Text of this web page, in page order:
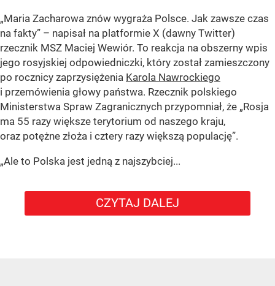
„Maria Zacharowa znów wygraża Polsce. Jak zawsze czas
na fakty” – napisał na platformie X (dawny Twitter)
rzecznik MSZ Maciej Wewiór. To reakcja na obszerny wpis
jego rosyjskiej odpowiedniczki, który został zamieszczony
po rocznicy zaprzysiężenia Karola Nawrockiego
i przemówienia głowy państwa. Rzecznik polskiego
Ministerstwa Spraw Zagranicznych przypomniał, że „Rosja
ma 55 razy większe terytorium od naszego kraju,
oraz potężne złoża i cztery razy większą populację”.
„Ale to Polska jest jedną z najszybciej...
CZYTAJ DALEJ